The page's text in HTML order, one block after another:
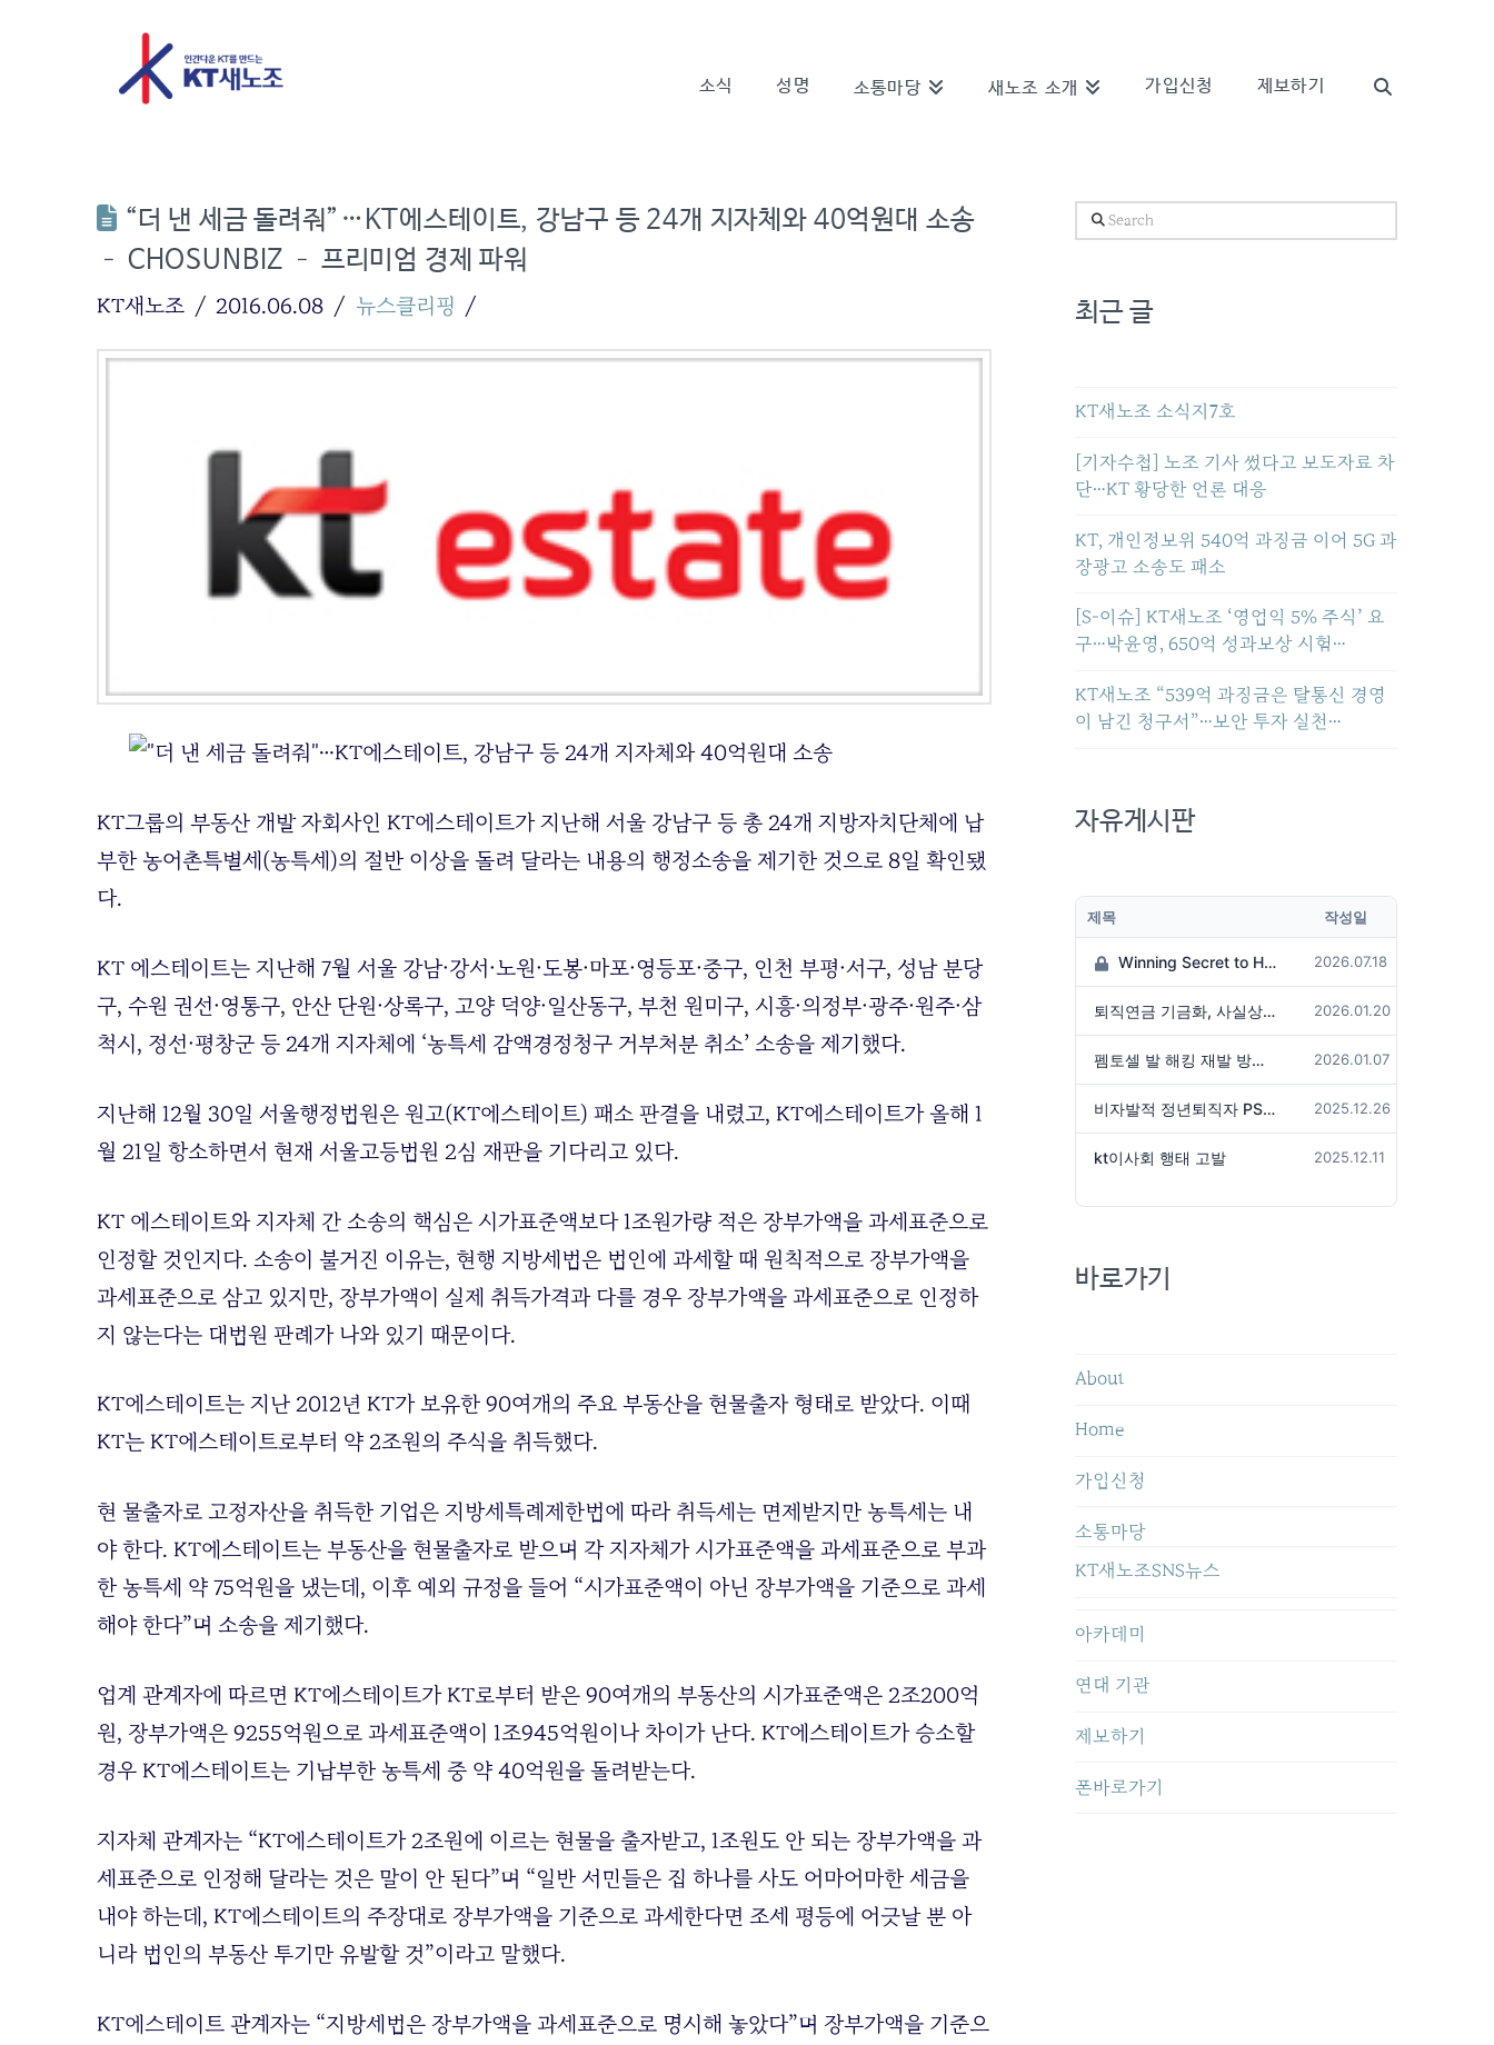
소식 성명 소통마당 새노조 소개 가입신청 제보하기
“더 낸 세금 돌려줘”…KT에스테이트, 강남구 등 24개 지자체와 40억원대 소송
– CHOSUNBIZ – 프리미엄 경제 파워
KT새노조 2016.06.08 뉴스클리핑
KT그룹의 부동산 개발 자회사인 KT에스테이트가 지난해 서울 강남구 등 총 24개 지방자치단체에 납
부한 농어촌특별세(농특세)의 절반 이상을 돌려 달라는 내용의 행정소송을 제기한 것으로 8일 확인됐
다.
KT 에스테이트는 지난해 7월 서울 강남·강서·노원·도봉·마포·영등포·중구, 인천 부평·서구, 성남 분당
구, 수원 권선·영통구, 안산 단원·상록구, 고양 덕양·일산동구, 부천 원미구, 시흥·의정부·광주·원주·삼
척시, 정선·평창군 등 24개 지자체에 ‘농특세 감액경정청구 거부처분 취소’ 소송을 제기했다.
지난해 12월 30일 서울행정법원은 원고(KT에스테이트) 패소 판결을 내렸고, KT에스테이트가 올해 1
월 21일 항소하면서 현재 서울고등법원 2심 재판을 기다리고 있다.
KT 에스테이트와 지자체 간 소송의 핵심은 시가표준액보다 1조원가량 적은 장부가액을 과세표준으로
인정할 것인지다. 소송이 불거진 이유는, 현행 지방세법은 법인에 과세할 때 원칙적으로 장부가액을
과세표준으로 삼고 있지만, 장부가액이 실제 취득가격과 다를 경우 장부가액을 과세표준으로 인정하
지 않는다는 대법원 판례가 나와 있기 때문이다.
KT에스테이트는 지난 2012년 KT가 보유한 90여개의 주요 부동산을 현물출자 형태로 받았다. 이때
KT는 KT에스테이트로부터 약 2조원의 주식을 취득했다.
현 물출자로 고정자산을 취득한 기업은 지방세특례제한법에 따라 취득세는 면제받지만 농특세는 내
야 한다. KT에스테이트는 부동산을 현물출자로 받으며 각 지자체가 시가표준액을 과세표준으로 부과
한 농특세 약 75억원을 냈는데, 이후 예외 규정을 들어 “시가표준액이 아닌 장부가액을 기준으로 과세
해야 한다”며 소송을 제기했다.
업계 관계자에 따르면 KT에스테이트가 KT로부터 받은 90여개의 부동산의 시가표준액은 2조200억
원, 장부가액은 9255억원으로 과세표준액이 1조945억원이나 차이가 난다. KT에스테이트가 승소할
경우 KT에스테이트는 기납부한 농특세 중 약 40억원을 돌려받는다.
지자체 관계자는 “KT에스테이트가 2조원에 이르는 현물을 출자받고, 1조원도 안 되는 장부가액을 과
세표준으로 인정해 달라는 것은 말이 안 된다”며 “일반 서민들은 집 하나를 사도 어마어마한 세금을
내야 하는데, KT에스테이트의 주장대로 장부가액을 기준으로 과세한다면 조세 평등에 어긋날 뿐 아
니라 법인의 부동산 투기만 유발할 것”이라고 말했다.
KT에스테이트 관계자는 “지방세법은 장부가액을 과세표준으로 명시해 놓았다”며 장부가액을 기준으
Search
최근 글
KT새노조 소식지7호
[기자수첩] 노조 기사 썼다고 보도자료 차
단…KT 황당한 언론 대응
KT, 개인정보위 540억 과징금 이어 5G 과
장광고 소송도 패소
[S-이슈] KT새노조 ‘영업익 5% 주식’ 요
구…박윤영, 650억 성과보상 시험…
KT새노조 “539억 과징금은 탈통신 경영
이 남긴 청구서”…보안 투자 실천…
자유게시판
제목 작성일
Winning Secret to Hit the Jackpot! 2026.07.18
퇴직연금 기금화, 사실상 국가가 관리하겠다는 것인가? 2026.01.20
펨토셀 발 해킹 재발 방지 위해서는 2026.01.07
비자발적 정년퇴직자 PS성과급 미지급은 임금체불 아닌가? 2025.12.26
kt이사회 행태 고발 2025.12.11
바로가기
About
Home
가입신청
소통마당
KT새노조SNS뉴스
아카데미
연대 기관
제보하기
폰바로가기